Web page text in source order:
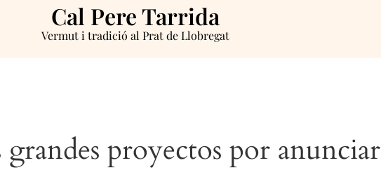
Cal Pere Tarrida
Vermut i tradició al Prat de Llobregat
proyectos por anunciar